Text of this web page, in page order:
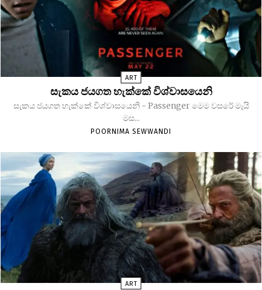
ART
සැකය ජයගත හැක්කේ විශ්වාසයෙනි
සැකය ජයගත හැක්කේ විශ්වාසයෙනි - Passenger මෙම වසරේ මැයි
මස...
POORNIMA SEWWANDI
ART